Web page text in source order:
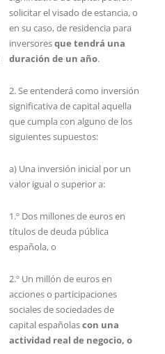
solicitar el visado de estancia, o
en su caso, de residencia para
inversoresque tendrá una
duración de un año.
2. Se entenderá como inversión
significativa de capital aquella
que cumpla con alguno de los
siguientes supuestos:
a) Una inversión inicial por un
valor igual o superior a:
1.º Dos millones de euros en
títulos de deuda pública
española, o
2.º Un millón de euros en
acciones o participaciones
sociales de sociedades de
capital españolascon una
actividad real de negocio, o